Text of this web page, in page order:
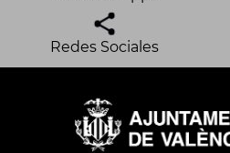
Redes Sociales